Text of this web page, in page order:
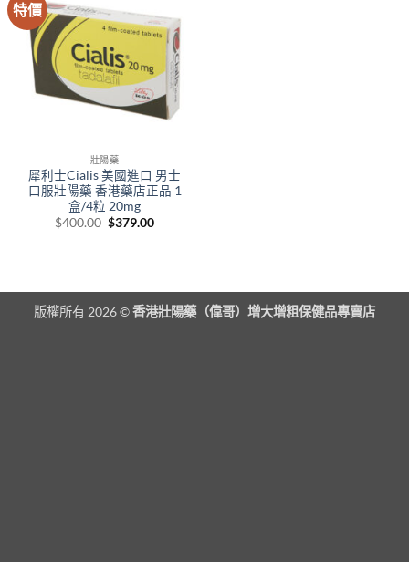
特價
壯陽藥
犀利士Cialis 美國進口 男士
口服壯陽藥 香港藥店正品 1
盒/4粒 20mg
$400.00 Original
$379.00Current
版權所有 2026 ©香港壯陽藥（偉哥）增大增粗保健品專賣店